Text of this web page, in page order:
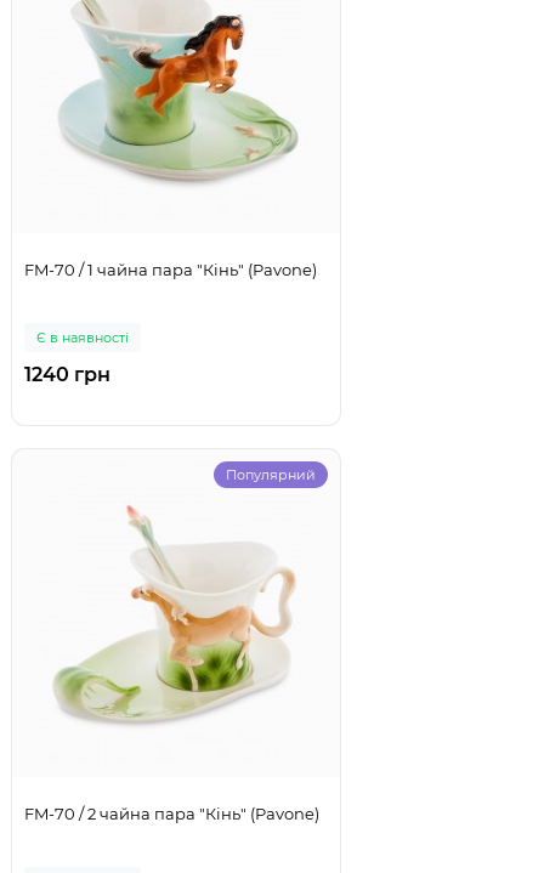
FM-70 / 1 чайна пара "Кінь" (Pavone)
Є в наявності
1240 грн
Популярний
FM-70 / 2 чайна пара "Кінь" (Pavone)